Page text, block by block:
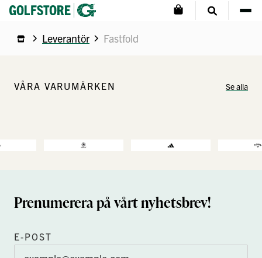
Leverantör Fastfold
VÅRA VARUMÄRKEN Se alla
Prenumerera på vårt nyhetsbrev!
E-POST